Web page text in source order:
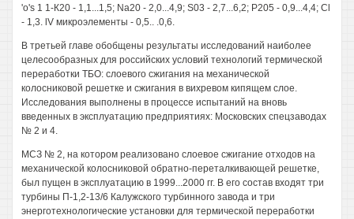
'o's 1 1-К20 - 1,1...1,5; Na20 - 2,0...4,9; S03 - 2,7...6,2; Р205 - 0,9...4,4; Cl
- 1,3. lV микроэлементы - 0,5.. .0,6.
В третьей главе обобщены результаты исследований наиболее
целесообразных для российских условий технологий термической
переработки ТБО: слоевого сжигания на механической
колосниковой решетке и сжигания в вихревом кипящем слое.
Исследования выполнены в процессе испытаний на вновь
введенных в эксплуатацию предприятиях: Московских спецзаводах
№ 2 и 4.
МСЗ № 2, на котором реализовано слоевое сжигание отходов на
механической колосниковой обратно-переталкивающей решетке,
был пущен в эксплуатацию в 1999...2000 гг. В его состав входят три
турбины П-1,2-13/6 Калужского турбинного завода и три
энерготехнологические установки для термической переработки